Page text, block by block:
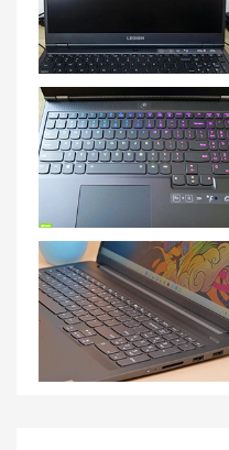
联想拯救者强制关机后无法开机的解决方法及联想拯救者的强制关机技巧
快速解决联想拯救者Y7000P